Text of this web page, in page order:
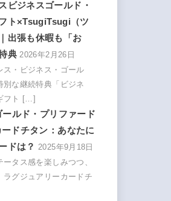
ビジネスゴールド・
ト×TsugiTsugi（ツ
出張も休暇も「お
典 2026年2月26日
ス・ビジネス・ゴール
別な継続特典「ビジネ
フト […]
ルド・プリファード
ドチタン：あなたに
ドは？ 2025年9月18日
タス感を楽しみつつ、
グジュアリーカードチ